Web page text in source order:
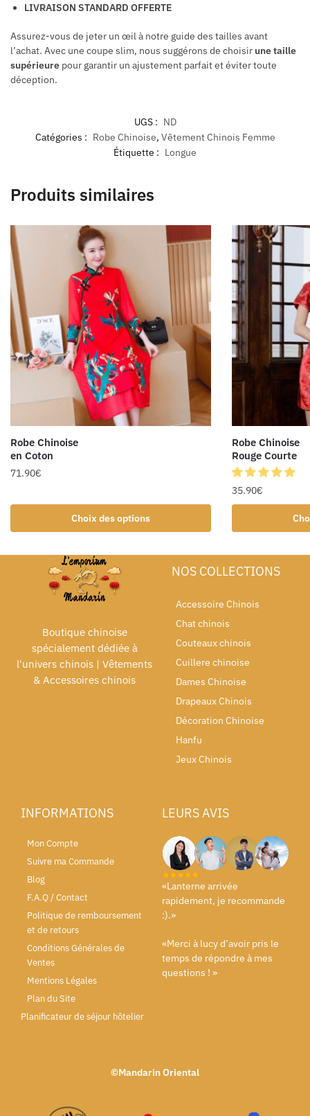
LIVRAISON STANDARD OFFERTE
Assurez-vous de jeter un œil à notre guide des tailles avant
l’achat. Avec une coupe slim, nous suggérons de choisir une taille
supérieure pour garantir un ajustement parfait et éviter toute
déception.
UGS : ND
Catégories : Robe Chinoise, Vêtement Chinois Femme
Étiquette : Longue
Produits similaires
Robe Chinoise
en Coton
71.90€
Choix des options
Robe Chinoise
Rouge Courte
35.90€
Boutique chinoise
spécialement dédiée à
l'univers chinois | Vêtements
& Accessoires chinois
NOS COLLECTIONS
Accessoire Chinois
Chat chinois
Couteaux chinois
Cuillere chinoise
Dames Chinoise
Drapeaux Chinois
Décoration Chinoise
Hanfu
Jeux Chinois
INFORMATIONS
Mon Compte
Suivre ma Commande
Blog
F.A.Q / Contact
Politique de remboursement
et de retours
Conditions Générales de
Ventes
Mentions Légales
Plan du Site
Planificateur de séjour hôtelier
LEURS AVIS
«Lanterne arrivée
rapidement, je recommande
:).»
«Merci à lucy d’avoir pris le
temps de répondre à mes
questions ! »
©Mandarin Oriental